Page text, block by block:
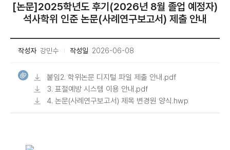
[논문]2025학년도 후기(2026년 8월 졸업 예정자)
석사학위 인준 논문(사례연구보고서) 제출 안내
작성자 강민수 작성일 2026-06-08
붙임2. 학위논문 디지털 파일 제출 안내.pdf
3. 표절예방 시스템 이용 안내.pdf
4. 논문(사례연구보고서) 제목 변경원 양식.hwp